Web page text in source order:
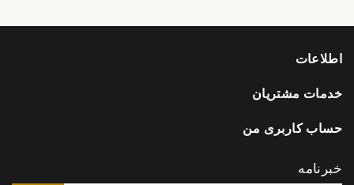
اطلاعات
خدمات مشتریان
حساب کاربری من
خبرنامه